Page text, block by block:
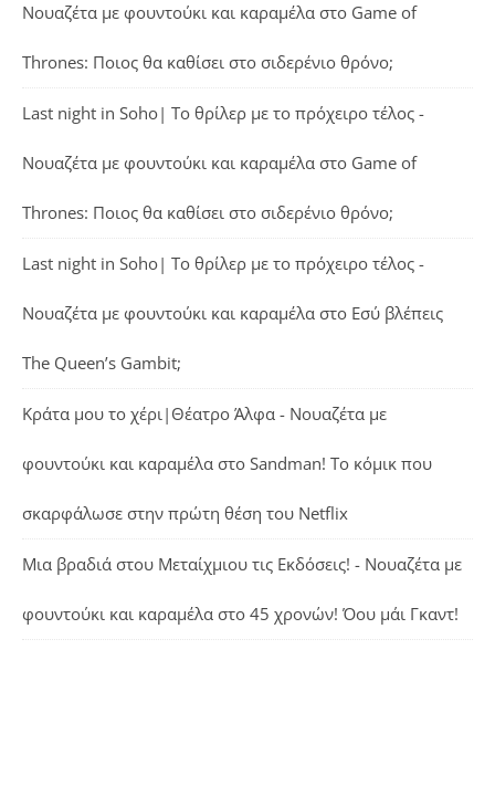
Νουαζέτα με φουντούκι και καραμέλα στο Game of
Thrones: Ποιος θα καθίσει στο σιδερένιο θρόνο;
Last night in Soho| Το θρίλερ με το πρόχειρο τέλος -
Νουαζέτα με φουντούκι και καραμέλα στο Game of
Thrones: Ποιος θα καθίσει στο σιδερένιο θρόνο;
Last night in Soho| Το θρίλερ με το πρόχειρο τέλος -
Νουαζέτα με φουντούκι και καραμέλα στο Εσύ βλέπεις
The Queen’s Gambit;
Κράτα μου το χέρι|Θέατρο Άλφα - Νουαζέτα με
φουντούκι και καραμέλα στο Sandman! Το κόμικ που
σκαρφάλωσε στην πρώτη θέση του Netflix
Μια βραδιά στου Μεταίχμιου τις Εκδόσεις! - Νουαζέτα με
φουντούκι και καραμέλα στο 45 χρονών! Όου μάι Γκαντ!